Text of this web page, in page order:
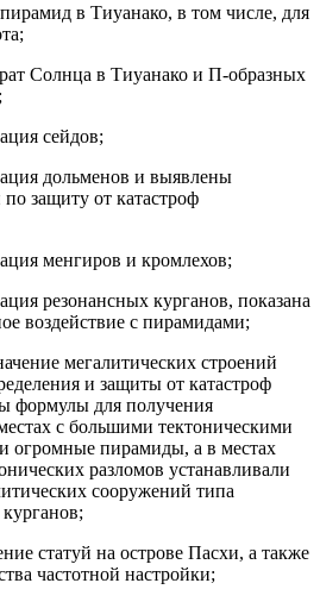
в Тиуанако, в том числе, для
Солнца в Тиуанако и П-образных
сейдов;
дольменов и выявлены
защиту от катастроф
менгиров и кромлехов;
резонансных курганов, показана
воздействие с пирамидами;
мегалитических строений
и защиты от катастроф
формулы для получения
с большими тектоническими
огромные пирамиды, а в местах
разломов устанавливали
сооружений типа
статуй на острове Пасхи, а также
частотной настройки;